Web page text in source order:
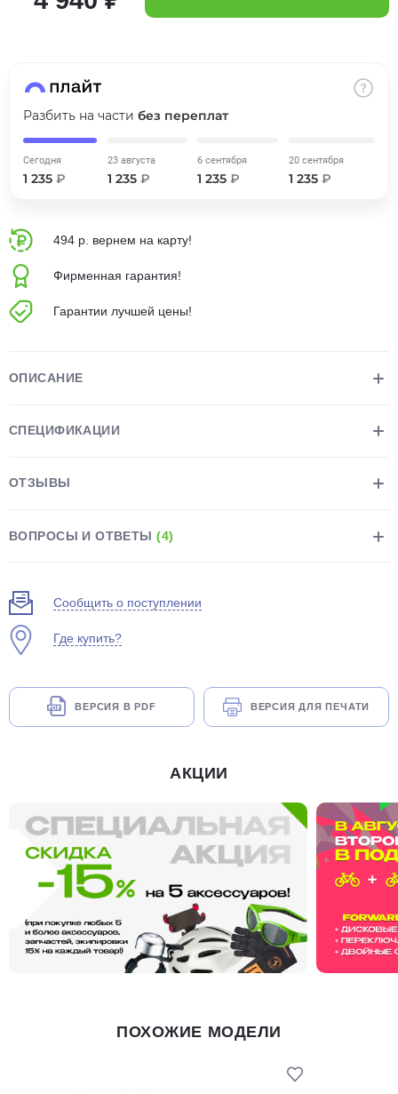
Разбить на части без переплат
Сегодня
1 235 ₽
23 августа
1 235 ₽
6 сентября
1 235 ₽
20 сентября
1 235 ₽
494 р. вернем на карту!
Фирменная гарантия!
Гарантии лучшей цены!
ОПИСАНИЕ
СПЕЦИФИКАЦИИ
ОТЗЫВЫ
ВОПРОСЫ И ОТВЕТЫ(4)
Сообщить о поступлении
Где купить?
ВЕРСИЯ В PDF ВЕРСИЯ ДЛЯ ПЕЧАТИ
АКЦИИ
ПОХОЖИЕ МОДЕЛИ
об оплате Плайтом
раз в 2
недели
Остались вопросы?
plait.ru